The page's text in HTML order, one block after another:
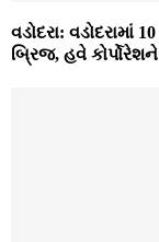
વડોદરા: વડોદરામાં
બ્રિજ, હવે